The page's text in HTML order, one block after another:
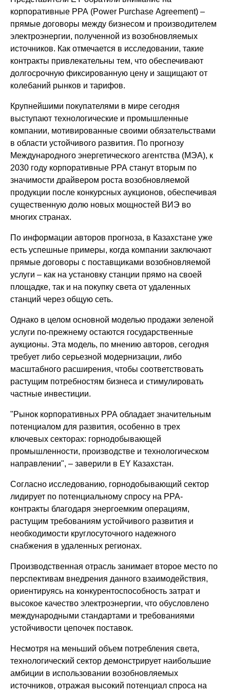
корпоративные PPA (Power Purchase Agreement) –
прямые договоры между бизнесом и производителем
электроэнергии, полученной из возобновляемых
источников. Как отмечается в исследовании, такие
контракты привлекательны тем, что обеспечивают
долгосрочную фиксированную цену и защищают от
колебаний рынков и тарифов.
Крупнейшими покупателями в мире сегодня
выступают технологические и промышленные
компании, мотивированные своими обязательствами
в области устойчивого развития. По прогнозу
Международного энергетического агентства (МЭА), к
2030 году корпоративные PPA станут вторым по
значимости драйвером роста возобновляемой
продукции после конкурсных аукционов, обеспечивая
существенную долю новых мощностей ВИЭ во
многих странах.
По информации авторов прогноза, в Казахстане уже
есть успешные примеры, когда компании заключают
прямые договоры с поставщиками возобновляемой
услуги – как на установку станции прямо на своей
площадке, так и на покупку света от удаленных
станций через общую сеть.
Однако в целом основной моделью продажи зеленой
услуги по-прежнему остаются государственные
аукционы. Эта модель, по мнению авторов, сегодня
требует либо серьезной модернизации, либо
масштабного расширения, чтобы соответствовать
растущим потребностям бизнеса и стимулировать
частные инвестиции.
"Рынок корпоративных PPA обладает значительным
потенциалом для развития, особенно в трех
ключевых секторах: горнодобывающей
промышленности, производстве и технологическом
направлении", – заверили в EY Казахстан.
Согласно исследованию, горнодобывающий сектор
лидирует по потенциальному спросу на PPA-
контракты благодаря энергоемким операциям,
растущим требованиям устойчивого развития и
необходимости круглосуточного надежного
снабжения в удаленных регионах.
Производственная отрасль занимает второе место по
перспективам внедрения данного взаимодействия,
ориентируясь на конкурентоспособность затрат и
высокое качество электроэнергии, что обусловлено
международными стандартами и требованиями
устойчивости цепочек поставок.
Несмотря на меньший объем потребления света,
технологический сектор демонстрирует наибольшие
амбиции в использовании возобновляемых
источников, отражая высокий потенциал спроса на